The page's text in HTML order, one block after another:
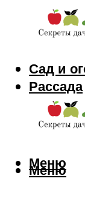
Сад и
Рассада
Цветы
Меню
Меню